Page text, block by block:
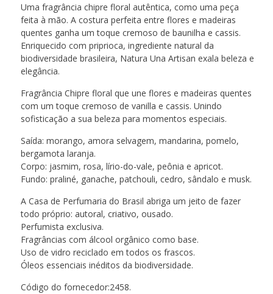
Uma fragrância chipre floral autêntica, como uma peça
feita à mão. A costura perfeita entre flores e madeiras
quentes ganha um toque cremoso de baunilha e cassis.
Enriquecido com priprioca, ingrediente natural da
biodiversidade brasileira, Natura Una Artisan exala beleza e
elegância.
Fragrância Chipre floral que une flores e madeiras quentes
com um toque cremoso de vanilla e cassis. Unindo
sofisticação a sua beleza para momentos especiais.
Saída: morango, amora selvagem, mandarina, pomelo,
bergamota laranja.
Corpo: jasmim, rosa, lírio-do-vale, peônia e apricot.
Fundo: praliné, ganache, patchouli, cedro, sândalo e musk.
A Casa de Perfumaria do Brasil abriga um jeito de fazer
todo próprio: autoral, criativo, ousado.
Perfumista exclusiva.
Fragrâncias com álcool orgânico como base.
Uso de vidro reciclado em todos os frascos.
Óleos essenciais inéditos da biodiversidade.
Código do fornecedor:2458.